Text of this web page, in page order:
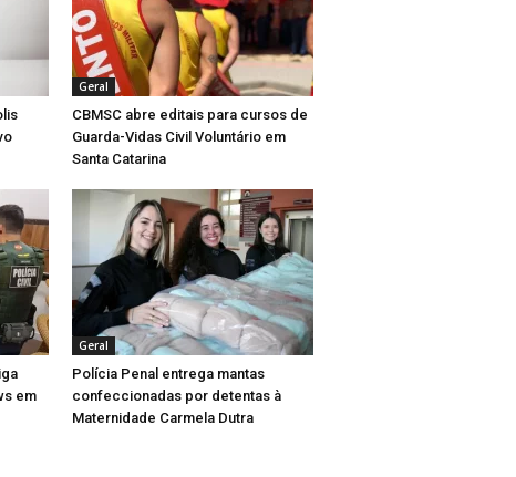
Geral
CBMSC abre editais para cursos de
Guarda-Vidas Civil Voluntário em
Santa Catarina
em
Geral
Polícia Penal entrega mantas
confeccionadas por detentas à
Maternidade Carmela Dutra